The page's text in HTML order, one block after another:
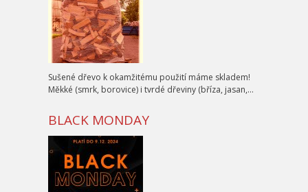
Sušené dřevo k okamžitému použití máme skladem!
Měkké (smrk, borovice) i tvrdé dřeviny (bříza, jasan,…
BLACK MONDAY